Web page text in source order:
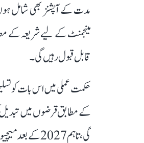
مدت کے آپشنز بھی شامل ہوں
مینجمنٹ کے لیے شریعہ کے
قابل قبول رہیں گی۔
کے مطابق قرضوں میں
گی، تاہم 2027 کے بعد میچیور ہونے والے روایتی قرضوں کو اصل معاہدے کے مطابق ہی ادا کیا جائے گا۔